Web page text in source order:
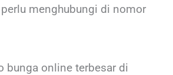
menghubungi di nomor
bunga online terbesar di